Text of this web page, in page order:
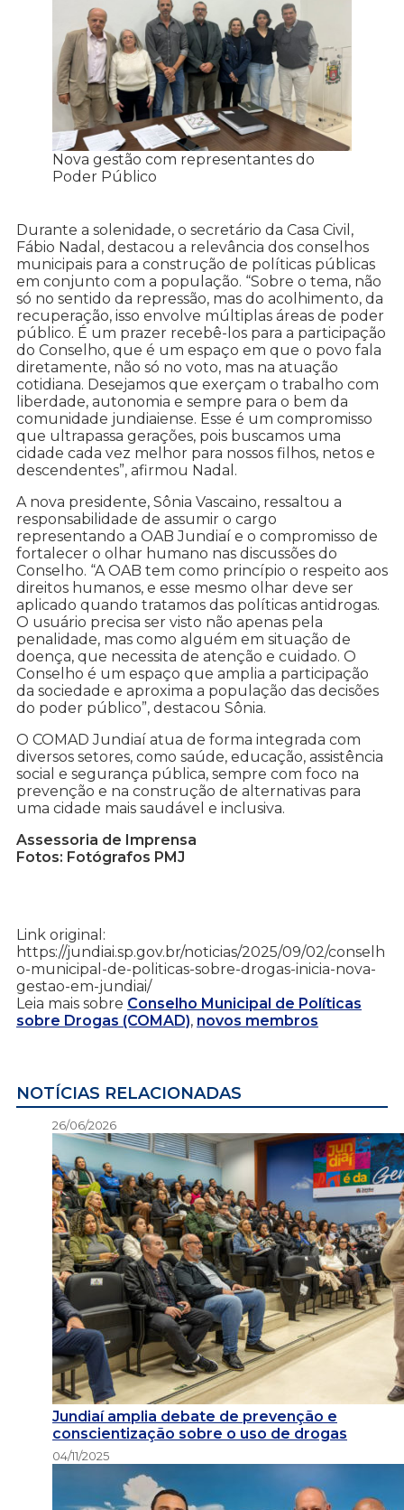
Nova gestão com representantes do
Poder Público
Durante a solenidade, o secretário da Casa Civil,
Fábio Nadal, destacou a relevância dos conselhos
municipais para a construção de políticas públicas
em conjunto com a população. “Sobre o tema, não
só no sentido da repressão, mas do acolhimento, da
recuperação, isso envolve múltiplas áreas de poder
público. É um prazer recebê-los para a participação
do Conselho, que é um espaço em que o povo fala
diretamente, não só no voto, mas na atuação
cotidiana. Desejamos que exerçam o trabalho com
liberdade, autonomia e sempre para o bem da
comunidade jundiaiense. Esse é um compromisso
que ultrapassa gerações, pois buscamos uma
cidade cada vez melhor para nossos filhos, netos e
descendentes”, afirmou Nadal.
A nova presidente, Sônia Vascaino, ressaltou a
responsabilidade de assumir o cargo
representando a OAB Jundiaí e o compromisso de
fortalecer o olhar humano nas discussões do
Conselho. “A OAB tem como princípio o respeito aos
direitos humanos, e esse mesmo olhar deve ser
aplicado quando tratamos das políticas antidrogas.
O usuário precisa ser visto não apenas pela
penalidade, mas como alguém em situação de
doença, que necessita de atenção e cuidado. O
Conselho é um espaço que amplia a participação
da sociedade e aproxima a população das decisões
do poder público”, destacou Sônia.
O COMAD Jundiaí atua de forma integrada com
diversos setores, como saúde, educação, assistência
social e segurança pública, sempre com foco na
prevenção e na construção de alternativas para
uma cidade mais saudável e inclusiva.
Assessoria de Imprensa
Fotos: Fotógrafos PMJ
Link original:
https://jundiai.sp.gov.br/noticias/2025/09/02/conselh
o-municipal-de-politicas-sobre-drogas-inicia-nova-
gestao-em-jundiai/
Leia mais sobre Conselho Municipal de Políticas
sobre Drogas (COMAD), novos membros
NOTÍCIAS RELACIONADAS
26/06/2026
Jundiaí amplia debate de prevenção e
conscientização sobre o uso de drogas
04/11/2025